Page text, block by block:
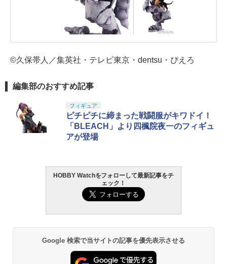
©久保帯人／集英社・テレビ東京・dentsu・ぴえろ
編集部のおすすめ記事
フィギュア
ピチピチに締まった戦闘服がキワドイ！
「BLEACH」より四楓院夜一のフィギュ
アが登場
HOBBY Watchをフォローして最新記事をチ
ェック！
Google 検索で当サイトの記事を優先表示させる